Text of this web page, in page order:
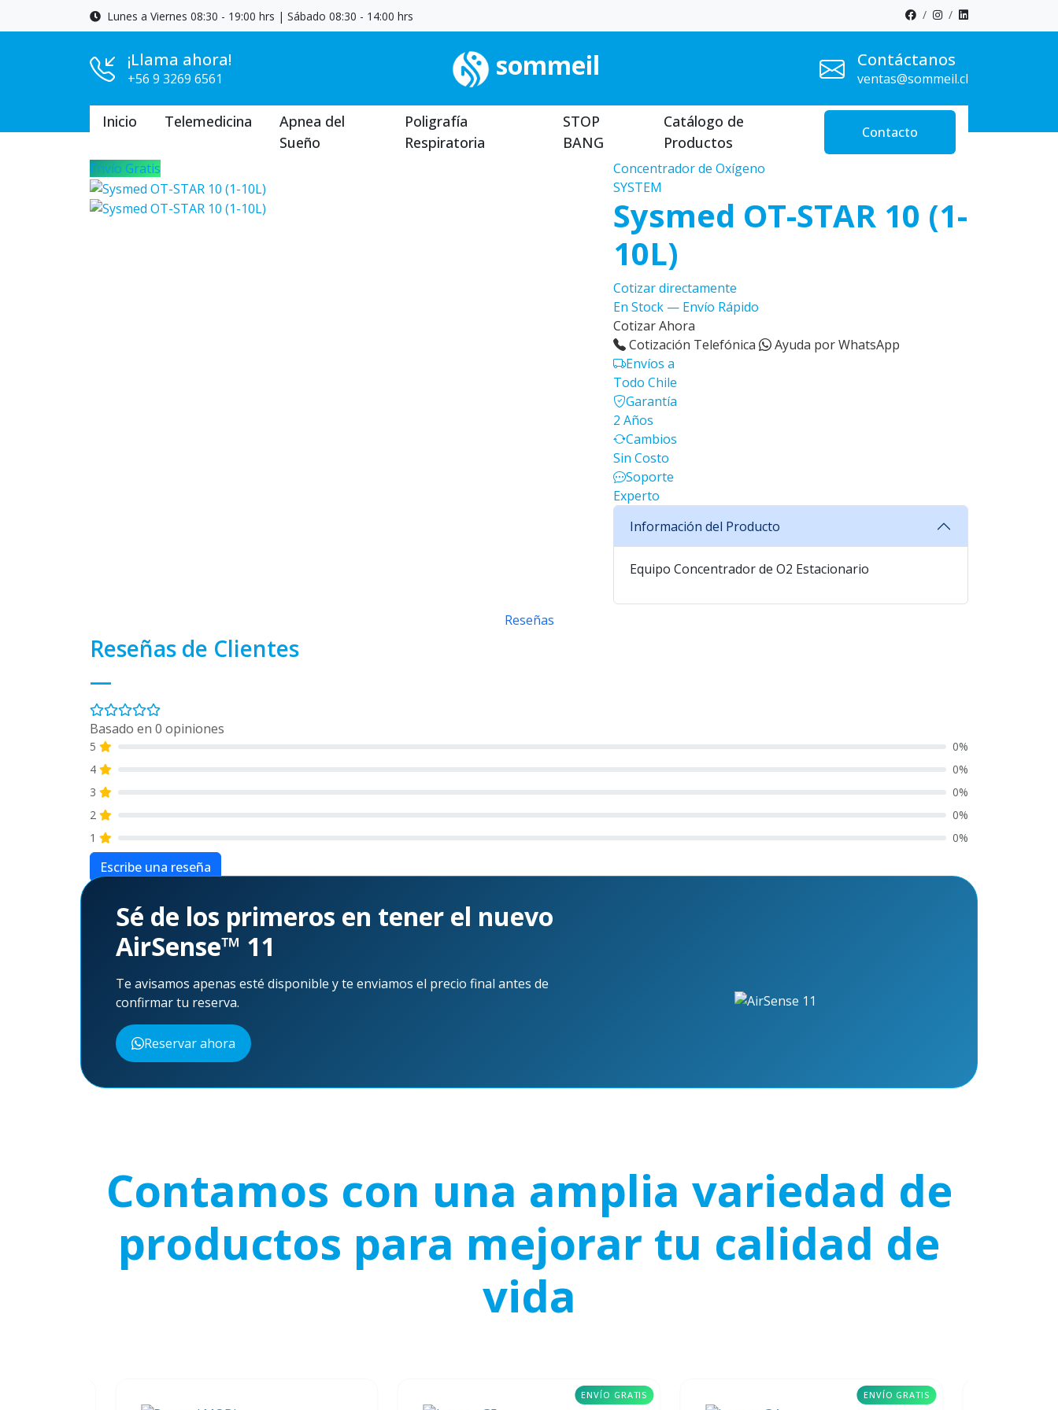
Lunes a Viernes 08:30 - 19:00 hrs | Sábado 08:30 - 14:00 hrs
¡Llama ahora!
+56 9 3269 6561 sommeil Contáctanos
ventas@sommeil.cl
Inicio Telemedicina
Apnea del
Sueño
Poligrafía
Respiratoria
STOP
BANG
Catálogo de
Productos
Contacto
Envío Gratis
Concentrador de Oxígeno
SYSTEM
Sysmed OT-STAR 10 (1-
10L)
Cotizar directamente
En Stock — Envío Rápido
Cotizar Ahora
Cotización Telefónica
Ayuda por WhatsApp
Envíos a
Todo Chile
Garantía
2 Años
Cambios
Sin Costo
Soporte
Experto
Información del Producto
Equipo Concentrador de O2 Estacionario
Reseñas
Reseñas de Clientes
—
Basado en 0 opiniones
5
0%
4
0%
3
0%
2
0%
1
0%
Escribe una reseña
Sé de los primeros en tener el nuevo
AirSense™ 11
Te avisamos apenas esté disponible y te enviamos el precio final antes de
confirmar tu reserva.
Reservar ahora
Contamos con una amplia variedad de
productos para mejorar tu calidad de
vida
ENVÍO GRATIS ENVÍO GRATIS